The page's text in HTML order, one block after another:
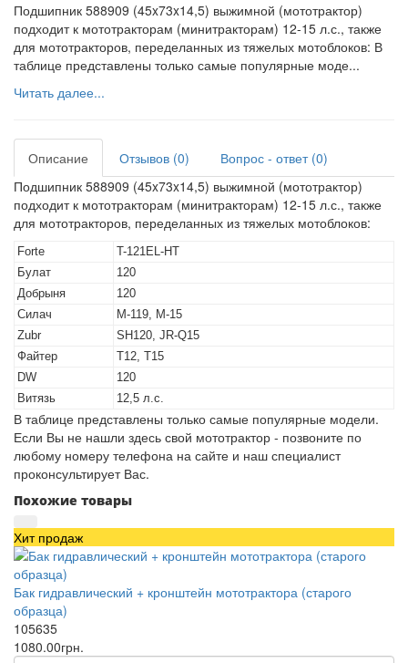
Подшипник 588909 (45x73x14,5) выжимной (мототрактор)
подходит к мототракторам (минитракторам) 12-15 л.с., также
для мототракторов, переделанных из тяжелых мотоблоков: В
таблице представлены только самые популярные моде...
Читать далее...
Описание Отзывов (0)
Вопрос - ответ (0)
Подшипник 588909 (45x73x14,5) выжимной (мототрактор)
подходит к мототракторам (минитракторам) 12-15 л.с., также
для мототракторов, переделанных из тяжелых мотоблоков:
Forte
T-121EL-HT
Булат
120
Добрыня
120
Силач
М-119, М-15
Zubr
SH120, JR-Q15
Файтер
Т12, Т15
DW
120
Витязь
12,5 л.с.
В таблице представлены только самые популярные модели.
Если Вы не нашли здесь свой мототрактор - позвоните по
любому номеру телефона на сайте и наш специалист
проконсультирует Вас.
Похожие товары
Хит продаж
Бак гидравлический + кронштейн мототрактора (старого
образца)
105635
1080.00грн.